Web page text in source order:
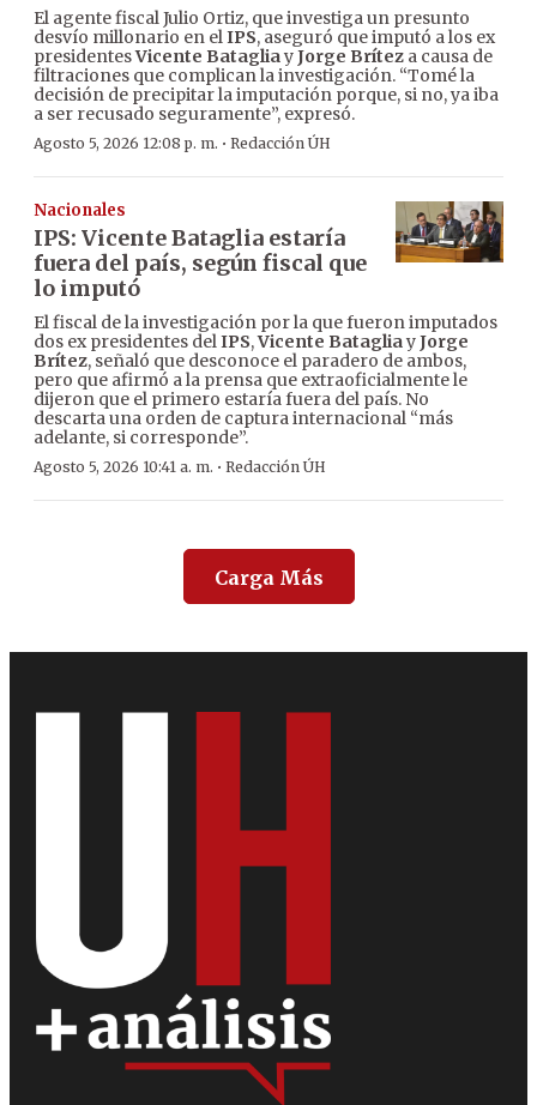
El agente fiscal Julio Ortiz, que investiga un presunto
desvío millonario en elIPS, aseguró que imputó a los ex
presidentesVicente BatagliayJorge Brítez a causa de
filtraciones que complican la investigación. “Tomé la
decisión de precipitar la imputación porque, si no, ya iba
a ser recusado seguramente”, expresó.
Agosto 5, 2026 12:08 p. m. · Redacción ÚH
Nacionales
IPS: Vicente Bataglia estaría
fuera del país, según fiscal que
lo imputó
El fiscal de la investigación por la que fueron imputados
dos ex presidentes delIPS,Vicente BatagliayJorge
Brítez, señaló que desconoce el paradero de ambos,
pero que afirmó a la prensa que extraoficialmente le
dijeron que el primero estaría fuera del país. No
descarta una orden de captura internacional “más
adelante, si corresponde”.
Agosto 5, 2026 10:41 a. m. · Redacción ÚH
Carga Más